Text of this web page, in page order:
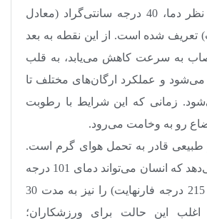
خطر برای بدن از نظر دما، 40 درجه سانتی‌گراد (معادل
تعریف شده است. از این نقطه به بعد
به سرعت کاهش می‌یابد، به قلب
می‌شود و عملکرد ارگان‌های مختلف تا
زمانی که این شرایط با رطوبت
رو به وخامت می‌رود.
طبیعی قادر به تحمل هوای گرم است.
آزمایش‌ها نشان می‌دهد که انسان می‌تواند دمای 101 درجه
سانتی‌گراد (معادل 215 درجه فارنهایت) را نیز به مدت 30
اغلب این حالت برای ورزشکاران؛